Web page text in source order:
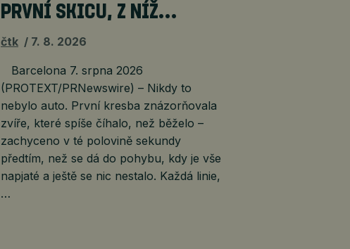
PRVNÍ SKICU, Z NÍŽ…
čtk 7. 8. 2026
Barcelona 7. srpna 2026
(PROTEXT/PRNewswire) – Nikdy to
nebylo auto. První kresba znázorňovala
zvíře, které spíše číhalo, než běželo –
zachyceno v té polovině sekundy
předtím, než se dá do pohybu, kdy je vše
napjaté a ještě se nic nestalo. Každá linie,
…